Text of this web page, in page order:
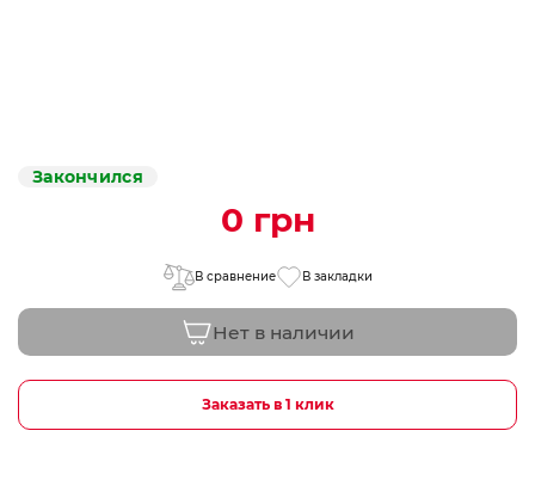
Закончился
0 грн
В сравнение В закладки
Нет в наличии
Заказать в 1 клик